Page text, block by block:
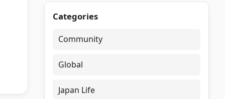
Categories
Community
Global
Japan Life